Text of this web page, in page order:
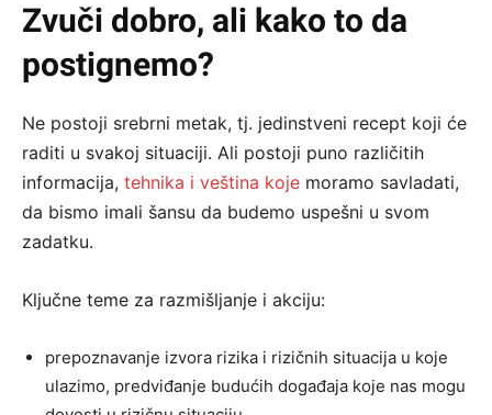
Zvuči dobro, ali kako to da
postignemo?
Ne postoji srebrni metak, tj. jedinstveni recept koji će
raditi u svakoj situaciji. Ali postoji puno različitih
informacija, tehnika i veština koje moramo savladati,
da bismo imali šansu da budemo uspešni u svom
zadatku.
Ključne teme za razmišljanje i akciju:
prepoznavanje izvora rizika i rizičnih situacija u koje
ulazimo, predviđanje budućih događaja koje nas mogu